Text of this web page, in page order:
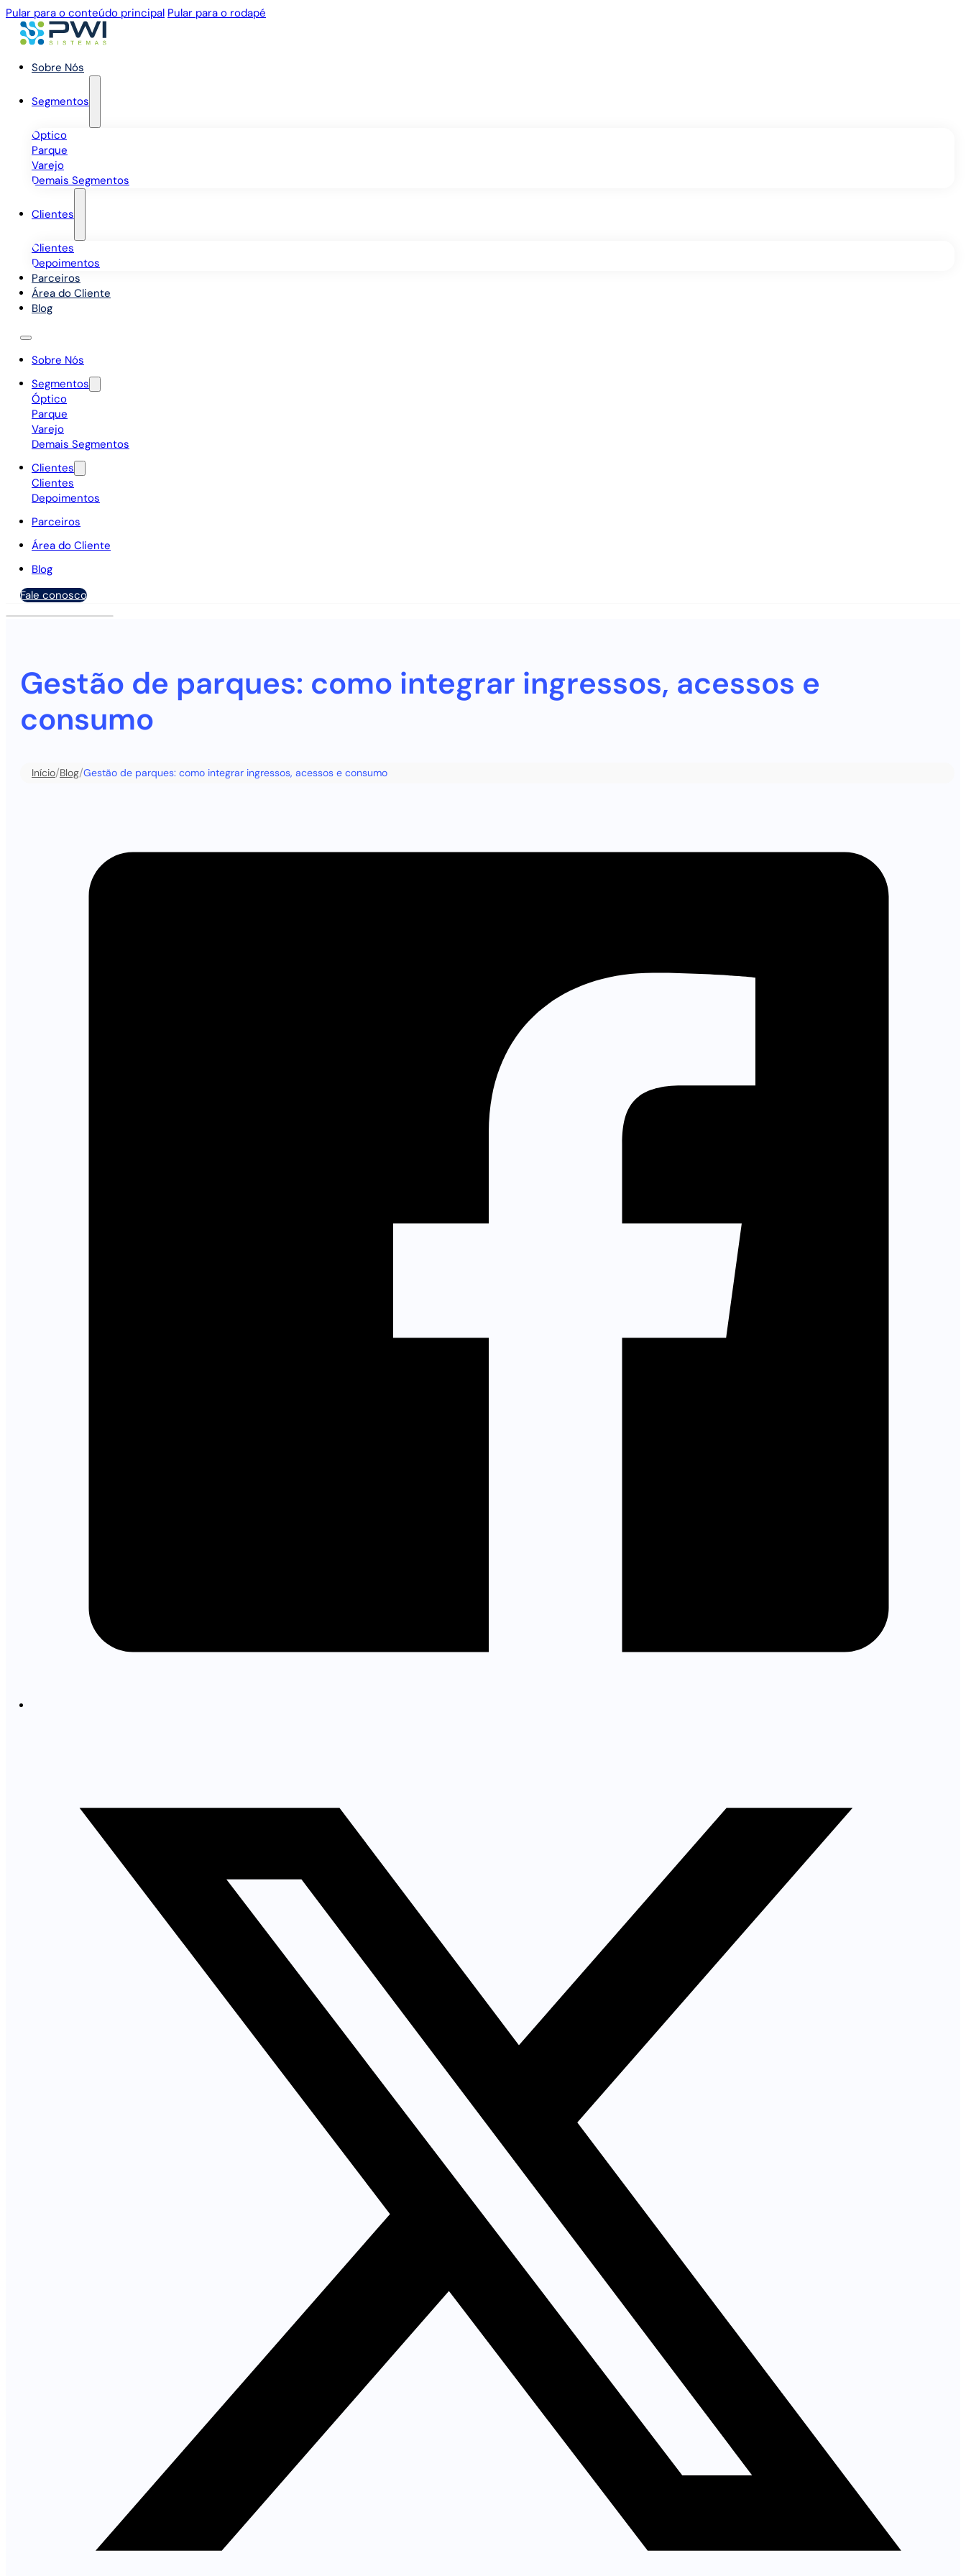
Pular para o conteúdo principal Pular para o rodapé
Sobre Nós
Segmentos
Óptico
Parque
Varejo
Demais Segmentos
Clientes
Clientes
Depoimentos
Parceiros
Área do Cliente
Blog
Sobre Nós
Segmentos
Óptico
Parque
Varejo
Demais Segmentos
Clientes
Clientes
Depoimentos
Parceiros
Área do Cliente
Blog
Fale conosco
Gestão de parques: como integrar ingressos, acessos e
consumo
Início/Blog/Gestão de parques: como integrar ingressos, acessos e consumo